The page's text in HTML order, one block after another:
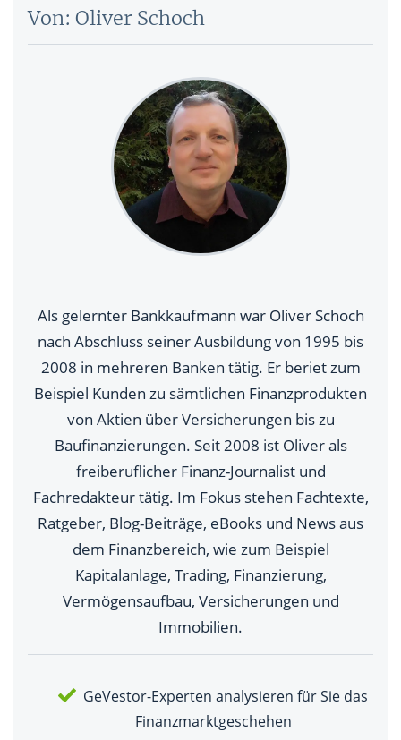
Von: Oliver Schoch
Als gelernter Bankkaufmann war Oliver Schoch
nach Abschluss seiner Ausbildung von 1995 bis
2008 in mehreren Banken tätig. Er beriet zum
Beispiel Kunden zu sämtlichen Finanzprodukten
von Aktien über Versicherungen bis zu
Baufinanzierungen. Seit 2008 ist Oliver als
freiberuflicher Finanz-Journalist und
Fachredakteur tätig. Im Fokus stehen Fachtexte,
Ratgeber, Blog-Beiträge, eBooks und News aus
dem Finanzbereich, wie zum Beispiel
Kapitalanlage, Trading, Finanzierung,
Vermögensaufbau, Versicherungen und
Immobilien.
GeVestor-Experten analysieren für Sie das
Finanzmarktgeschehen